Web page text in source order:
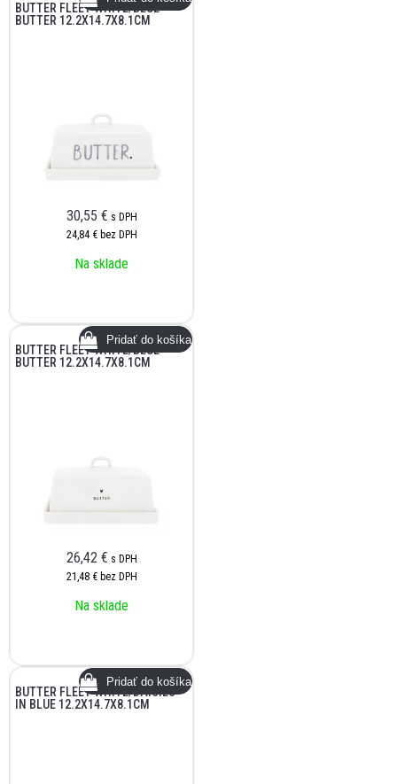
BUTTER FLEET WHITE/BLUE
BUTTER 12.2X14.7X8.1CM
30,55 € s DPH
24,84 € bez DPH
Na sklade
BUTTER FLEET WHITE/BLUE
BUTTER 12.2X14.7X8.1CM
26,42 € s DPH
21,48 € bez DPH
Na sklade
BUTTER FLEET WHITE/DAISIES
IN BLUE 12.2X14.7X8.1CM